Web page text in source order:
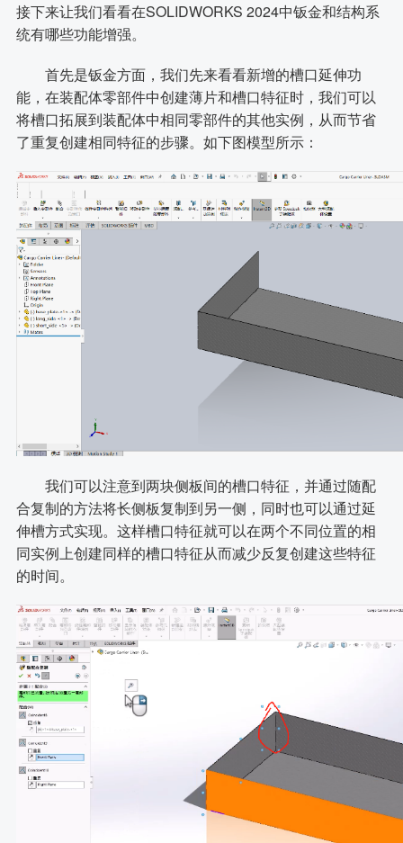
接下来让我们看看在SOLIDWORKS 2024中钣金和结构系
统有哪些功能增强。
首先是钣金方面，我们先来看看新增的槽口延伸功
能，在装配体零部件中创建薄片和槽口特征时，我们可以
将槽口拓展到装配体中相同零部件的其他实例，从而节省
了重复创建相同特征的步骤。如下图模型所示：
我们可以注意到两块侧板间的槽口特征，并通过随配
合复制的方法将长侧板复制到另一侧，同时也可以通过延
伸槽方式实现。这样槽口特征就可以在两个不同位置的相
同实例上创建同样的槽口特征从而减少反复创建这些特征
的时间。